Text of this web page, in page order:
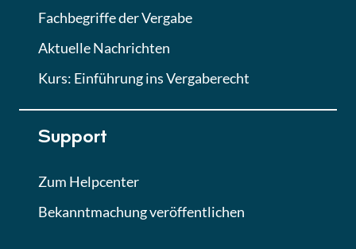
Fachbegriffe der Vergabe
Aktuelle Nachrichten
Kurs: Einführung ins Vergaberecht
Support
Zum Helpcenter
Bekanntmachung veröffentlichen